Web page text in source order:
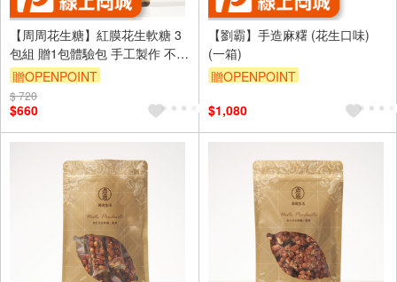
【周周花生糖】紅膜花生軟糖 3
包組 贈1包體驗包 手工製作 不黏
牙 台灣伴手禮
贈OPENPOINT
$ 720
$660
【劉霸】手造麻糬 (花生口味)
(一箱)
贈OPENPOINT
$1,080